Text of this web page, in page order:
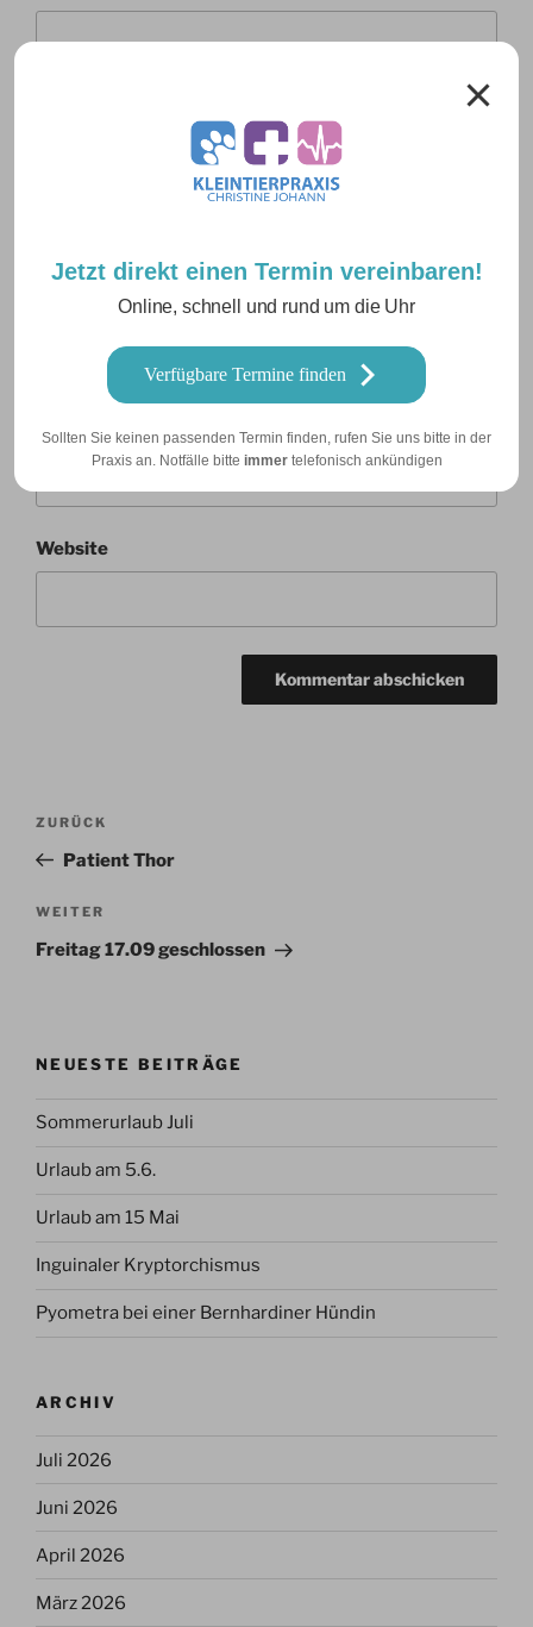
Jetzt direkt einen Termin vereinbaren!
Online, schnell und rund um die Uhr
Verfügbare Termine finden
Sollten Sie keinen passenden Termin finden, rufen Sie uns bitte in der
Praxis an. Notfälle bitte immertelefonisch ankündigen
E-Mail-Adresse
Website
Beitragsnavigation
Vorheriger
Beitrag
ZURÜCK
Patient Thor
Nächster
Beitrag
WEITER
Freitag 17.09 geschlossen
NEUESTE BEITRÄGE
Sommerurlaub Juli
Urlaub am 5.6.
Urlaub am 15 Mai
Inguinaler Kryptorchismus
Pyometra bei einer Bernhardiner Hündin
ARCHIV
Juli 2026
Juni 2026
April 2026
März 2026